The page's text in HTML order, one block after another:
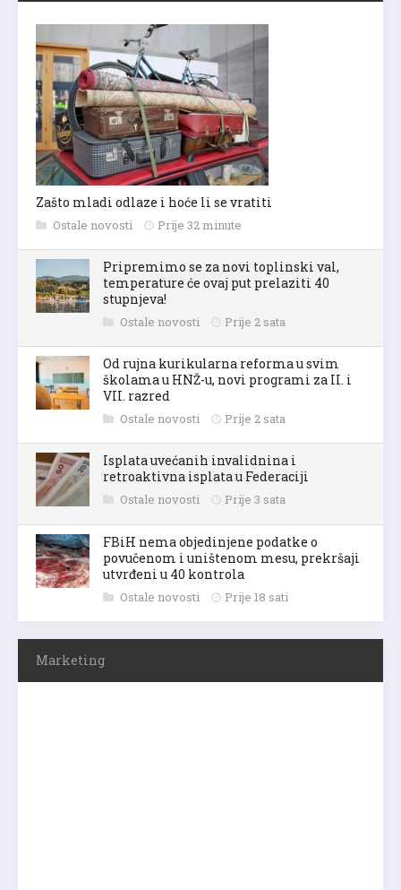
Zašto mladi odlaze i hoće li se vratiti
Ostale novosti Prije 32 minute
Pripremimo se za novi toplinski val,
temperature će ovaj put prelaziti 40
stupnjeva!
Ostale novosti Prije 2 sata
Od rujna kurikularna reforma u svim
školama u HNŽ-u, novi programi za II. i
VII. razred
Ostale novosti Prije 2 sata
Isplata uvećanih invalidnina i
retroaktivna isplata u Federaciji
Ostale novosti Prije 3 sata
FBiH nema objedinjene podatke o
povučenom i uništenom mesu, prekršaji
utvrđeni u 40 kontrola
Ostale novosti Prije 18 sati
Marketing